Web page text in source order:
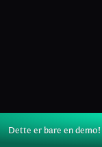
Dette er bare en demo!